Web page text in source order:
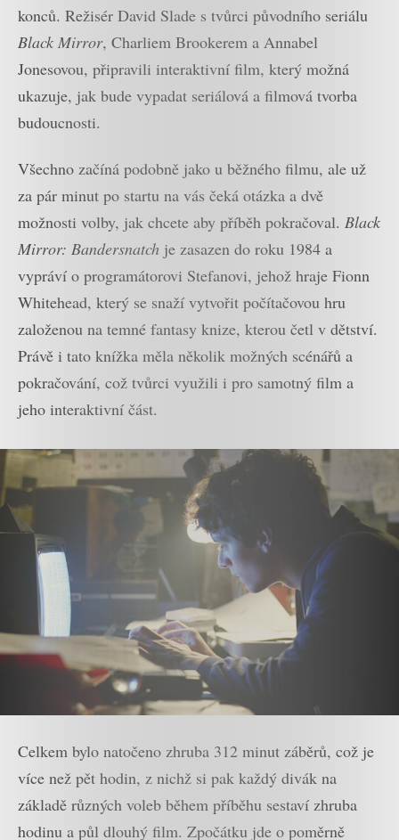
konců. Režisér David Slade s tvůrci původního seriálu
Black Mirror, Charliem Brookerem a Annabel
Jonesovou, připravili interaktivní film, který možná
ukazuje, jak bude vypadat seriálová a filmová tvorba
budoucnosti.
Všechno začíná podobně jako u běžného filmu, ale už
za pár minut po startu na vás čeká otázka a dvě
možnosti volby, jak chcete aby příběh pokračoval. Black
Mirror: Bandersnatch je zasazen do roku 1984 a
vypráví o programátorovi Stefanovi, jehož hraje Fionn
Whitehead, který se snaží vytvořit počítačovou hru
založenou na temné fantasy knize, kterou četl v dětství.
Právě i tato knížka měla několik možných scénářů a
pokračování, což tvůrci využili i pro samotný film a
jeho interaktivní část.
Celkem bylo natočeno zhruba 312 minut záběrů, což je
více než pět hodin, z nichž si pak každý divák na
základě různých voleb během příběhu sestaví zhruba
hodinu a půl dlouhý film. Zpočátku jde o poměrně